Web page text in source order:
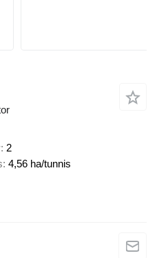
2
4,56 ha/tunnis